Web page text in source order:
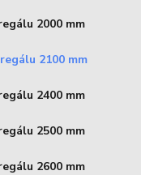
2000 mm
2100 mm
2400 mm
2500 mm
2600 mm